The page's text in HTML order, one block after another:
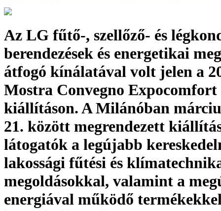
Az LG fűtő-, szellőző- és
berendezések és energetikai
átfogó kínálatával volt jelen a
Mostra Convegno
kiállításon. A Milánóban
21. között megrendezett
látogatók a legújabb
lakossági fűtési és
megoldásokkal, valamint a
energiával működő